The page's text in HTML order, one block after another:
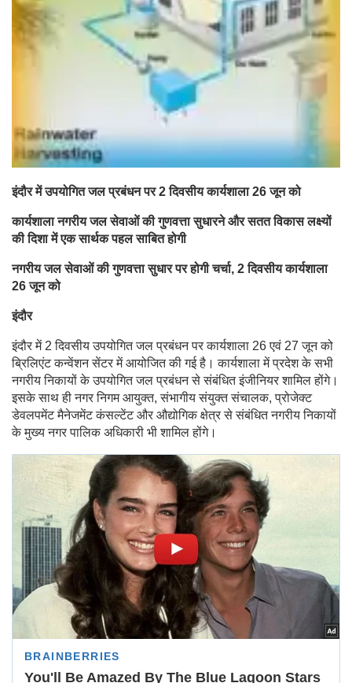
इंदौर में उपयोगित जल प्रबंधन पर 2 दिवसीय कार्यशाला 26 जून को
कार्यशाला नगरीय जल सेवाओं की गुणवत्ता सुधारने और सतत विकास लक्ष्यों
की दिशा में एक सार्थक पहल साबित होगी
नगरीय जल सेवाओं की गुणवत्ता सुधार पर होगी चर्चा, 2 दिवसीय कार्यशाला
26 जून को
इंदौर
इंदौर में 2 दिवसीय उपयोगित जल प्रबंधन पर कार्यशाला 26 एवं 27 जून को
ब्रिलिएंट कन्वेंशन सेंटर में आयोजित की गई है। कार्यशाला में प्रदेश के सभी
नगरीय निकायों के उपयोगित जल प्रबंधन से संबंधित इंजीनियर शामिल होंगे।
इसके साथ ही नगर निगम आयुक्त, संभागीय संयुक्त संचालक, प्रोजेक्ट
डेवलपमेंट मैनेजमेंट कंसल्टेंट और औद्योगिक क्षेत्र से संबंधित नगरीय निकायों
के मुख्य नगर पालिक अधिकारी भी शामिल होंगे।